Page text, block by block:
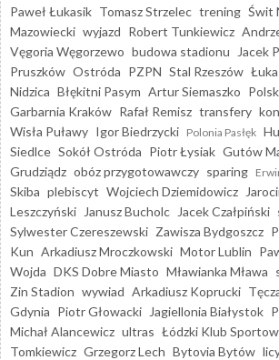
Paweł Łukasik Tomasz Strzelec trening Świt
Mazowiecki wyjazd Robert Tunkiewicz
Vęgoria Węgorzewo budowa stadionu Jacek
Pruszków Ostróda PZPN Stal Rzeszów
Nidzica Błękitni Pasym Artur Siemaszko
Garbarnia Kraków Rafał Remisz transfery
Wisła Puławy Igor Biedrzycki Polonia Pasłęk
Siedlce Sokół Ostróda Piotr Łysiak Gutów
Grudziądz obóz przygotowawczy sparing
Skiba plebiscyt Wojciech Dziemidowicz
Leszczyński
Janusz Bucholc Jacek Czałpiński
Sylwester Czereszewski Zawisza Bydgoszcz
Kun Arkadiusz Mroczkowski Motor Lublin
Wojda DKS Dobre Miasto Mławianka Mława
Zin Stadion wywiad Arkadiusz Koprucki
Gdynia Piotr Głowacki Jagiellonia Białystok
Michał Alancewicz ultras Łódzki Klub
Tomkiewicz Grzegorz Lech Bytovia Bytów